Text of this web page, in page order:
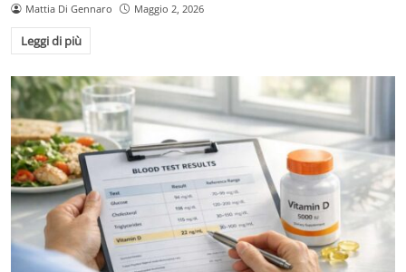
Mattia Di Gennaro Maggio 2, 2026
Leggi di più